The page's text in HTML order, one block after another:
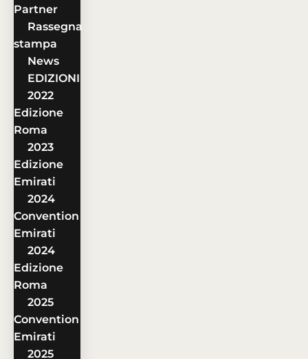
Partner
Rassegna
stampa
News
EDIZIONI
2022
Edizione
Roma
2023
Edizione
Emirati
2024
Convention
Emirati
2024
Edizione
Roma
2025
Convention
Emirati
2025